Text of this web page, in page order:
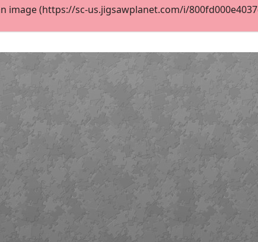
image (https://sc-us.jigsawplanet.com/i/